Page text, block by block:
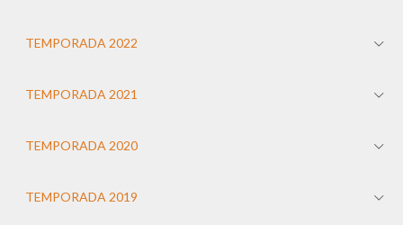
TEMPORADA 2022
TEMPORADA 2021
TEMPORADA 2020
TEMPORADA 2019